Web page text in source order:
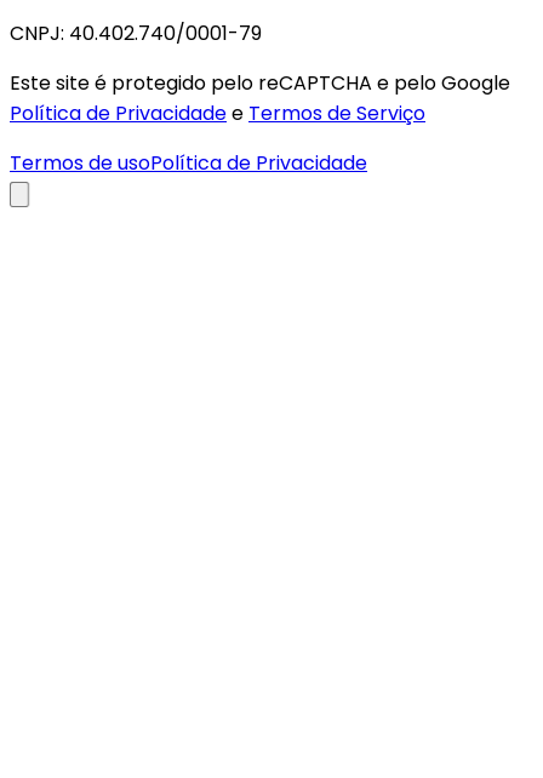
CNPJ: 40.402.740/0001-79
Este site é protegido pelo reCAPTCHA e pelo Google
Política de Privacidadee Termos de Serviço
Termos de usoPolítica de Privacidade